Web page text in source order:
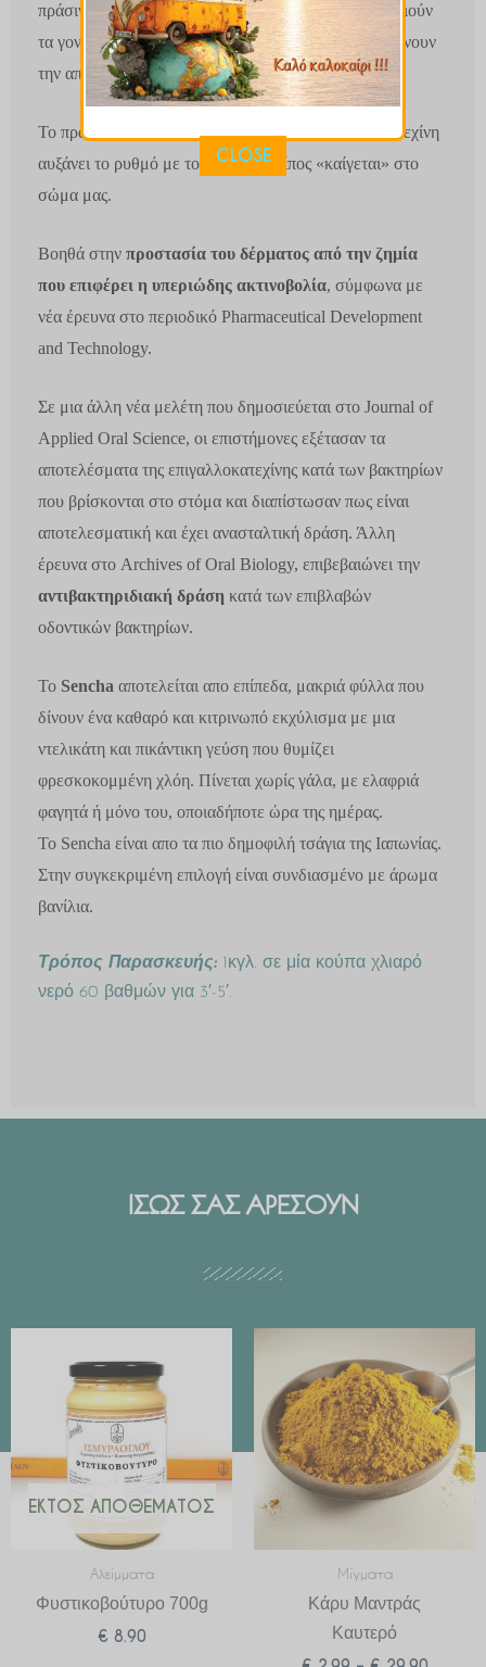
πράσινο τσάι, όπως και οι άλλες κατεχίνες, ενεργοποιούν
τα γονίδια καύσης του λίπους της κοιλίας και επιταχύνουν
την απώλεια βάρους κατά 77%.
Το πράσινο τσάι διασπά το λίποςκαι η επιγαλλοκατεχίνη
αυξάνει το ρυθμό με τον οποίο το λίπος «καίγεται» στο
σώμα μας.
Βοηθά στην προστασία του δέρματος από την ζημία
που επιφέρει η υπεριώδης ακτινοβολία, σύμφωνα με
νέα έρευνα στο περιοδικό Pharmaceutical Development
and Technology.
Σε μια άλλη νέα μελέτη που δημοσιεύεται στο Journal of
Applied Oral Science, οι επιστήμονες εξέτασαν τα
αποτελέσματα της επιγαλλοκατεχίνης κατά των βακτηρίων
που βρίσκονται στο στόμα και διαπίστωσαν πως είναι
αποτελεσματική και έχει ανασταλτική δράση. Άλλη
έρευνα στο Archives of Oral Biology, επιβεβαιώνει την
αντιβακτηριδιακή δράση κατά των επιβλαβών
οδοντικών βακτηρίων.
Το Sencha αποτελείται απο επίπεδα, μακριά φύλλα που
δίνουν ένα καθαρό και κιτρινωπό εκχύλισμα με μια
ντελικάτη και πικάντικη γεύση που θυμίζει
φρεσκοκομμένη χλόη. Πίνεται χωρίς γάλα, με ελαφριά
φαγητά ή μόνο του, οποιαδήποτε ώρα της ημέρας.
Το Sencha είναι απο τα πιο δημοφιλή τσάγια της Ιαπωνίας.
Στην συγκεκριμένη επιλογή είναι συνδιασμένο με άρωμα
βανίλια.
Τρόπος Παρασκευής: 1κγλ. σε μία κούπα χλιαρό
νερό 60 βαθμών για 3′-5′.
ΙΣΩΣ ΣΑΣ ΑΡΕΣΟΥΝ
ΕΚΤΌΣ ΑΠΟΘΈΜΑΤΟΣ
Αλείμματα
Φυστικοβούτυρο 700g
€ 8.90
Μίγματα
Κάρυ Μαντράς
Καυτερό
range:
€ 2.99
through
€ 29.90
CLOSE